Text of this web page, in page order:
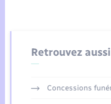
Retrouvez aussi
Concessions